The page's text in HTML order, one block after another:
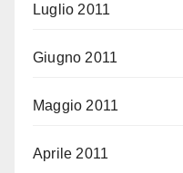
Luglio 2011
Giugno 2011
Maggio 2011
Aprile 2011